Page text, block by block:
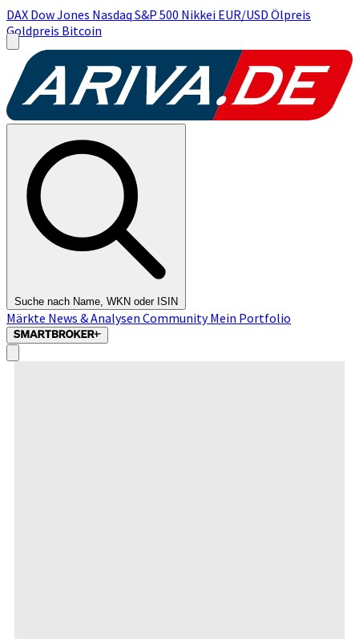
DAX Dow Jones Nasdaq S&P 500 Nikkei EUR/USD Ölpreis
Goldpreis Bitcoin
Suche nach Name, WKN oder ISIN
Märkte News & Analysen CommunityMein Portfolio